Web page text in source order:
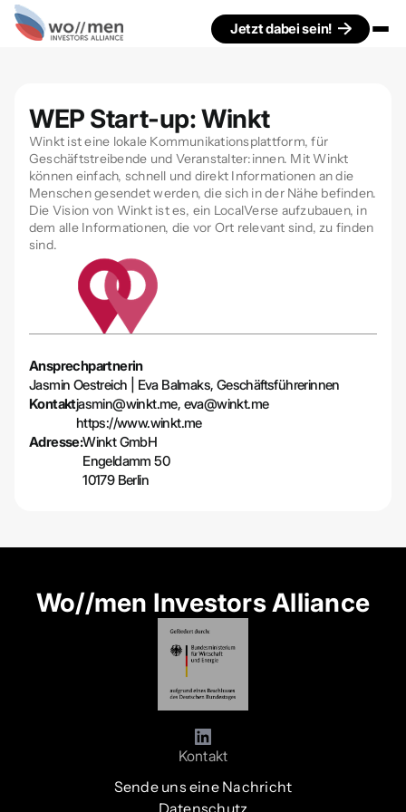
Jetzt dabei sein!
WEP Start-up: Winkt
Winkt ist eine lokale Kommunikationsplattform, für
Geschäftstreibende und Veranstalter:innen. Mit Winkt
können einfach, schnell und direkt Informationen an die
Menschen gesendet werden, die sich in der Nähe befinden.
Die Vision von Winkt ist es, ein LocalVerse aufzubauen, in
dem alle Informationen, die vor Ort relevant sind, zu finden
sind.
Ansprechpartnerin
Jasmin Oestreich | Eva Balmaks, Geschäftsführerinnen
Kontaktjasmin@winkt.me, eva@winkt.me
https://www.winkt.me
Adresse:Winkt GmbH
Engeldamm 50
10179 Berlin
Wo//men Investors Alliance
Kontakt
Sende uns eine Nachricht